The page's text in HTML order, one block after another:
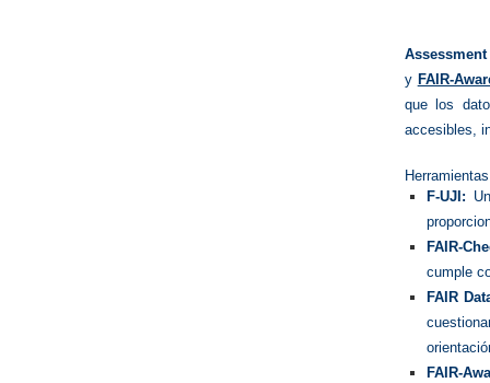
Assessment
y FAIR-
que los
accesibles,
F-UJI:
FAIR-
cumple
FAIR
FAIR-